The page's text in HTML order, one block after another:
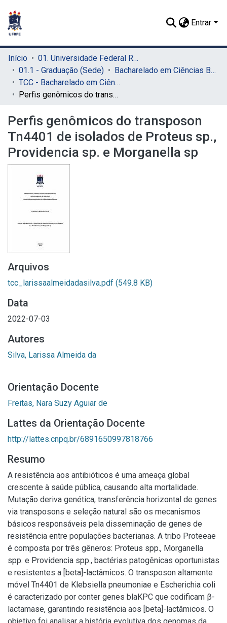
Entrar
Início
01. Universidade Federal Rural de Pernambuco - UFRPE (Sede)
01.1 - Graduação (Sede)
Bacharelado em Ciências Biológicas (Sede)
TCC - Bacharelado em Ciências Biológicas (Sede)
Perfis genômicos do transposon Tn4401 de isolados de Proteus sp., Providencia sp. e Morganella sp
Perfis genômicos do transposon
Tn4401 de isolados de Proteus sp.,
Providencia sp. e Morganella sp
Arquivos
tcc_larissaalmeidadasilva.pdf (549.8 KB)
Data
2022-07-03
Autores
Silva, Larissa Almeida da
Orientação Docente
Freitas, Nara Suzy Aguiar de
Lattes da Orientação Docente
http://lattes.cnpq.br/6891650997818766
Resumo
A resistência aos antibióticos é uma ameaça global
crescente à saúde pública, causando alta mortalidade.
Mutação deriva genética, transferência horizontal de genes
via transposons e seleção natural são os mecanismos
básicos responsáveis pela disseminação de genes de
resistência entre populações bacterianas. A tribo Proteeae
é composta por três gêneros: Proteus spp., Morganella
spp. e Providencia spp., bactérias patogênicas oportunistas
e resistentes a [beta]-lactâmicos. O transposon altamente
móvel Tn4401 de Klebsiella pneumoniae e Escherichia coli
é caracterizado por conter genes blaKPC que codificam β-
lactamase, garantindo resistência aos [beta]-lactâmicos. O